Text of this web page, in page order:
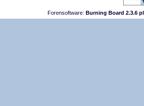
Forensoftware: Burning Board 2.3.6